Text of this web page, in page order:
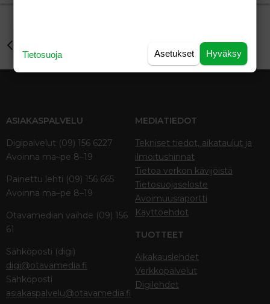
ASIAKASPALVELU
Digipalvelut (09) 156 6227
Avoinna ma–pe 8–19
Painettu lehti (09) 156 665
Avoinna ma–pe 8–19
Otavamedian vaihde (09) 156
61
Sähköposti (digi)
digi@otavamedia.fi
Sähköposti
asiakaspalvelu@otavamedia.fi
MEDIATIEDOT
Tekniset tiedot, aikataulut ja
ilmoitushinnat
Tietoa verkon kävijöistä
Tietosuojaseloste
Avoimuusraportti
Käyttöehdot
TUOTTEET
Aikakauslehdet
Verkkopalvelut
Digilehdet
Hyväksy
Asetukset
Tietosuoja